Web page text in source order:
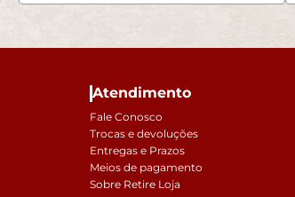
Atendimento
Fale Conosco
Trocas e devoluções
Entregas e Prazos
Meios de pagamento
Sobre Retire Loja